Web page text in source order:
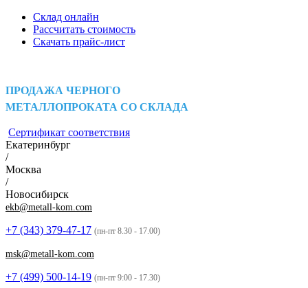
Склад онлайн
Рассчитать стоимость
Скачать прайс-лист
ПРОДАЖА ЧЕРНОГО
МЕТАЛЛОПРОКАТА СО СКЛАДА
Сертификат соответствия
Екатеринбург
/
Москва
/
Новосибирск
ekb@metall-kom.com
+7 (343) 379-47-17 (пн-пт 8.30 - 17.00)
msk@metall-kom.com
+7 (499) 500-14-19 (пн-пт 9:00 - 17.30)